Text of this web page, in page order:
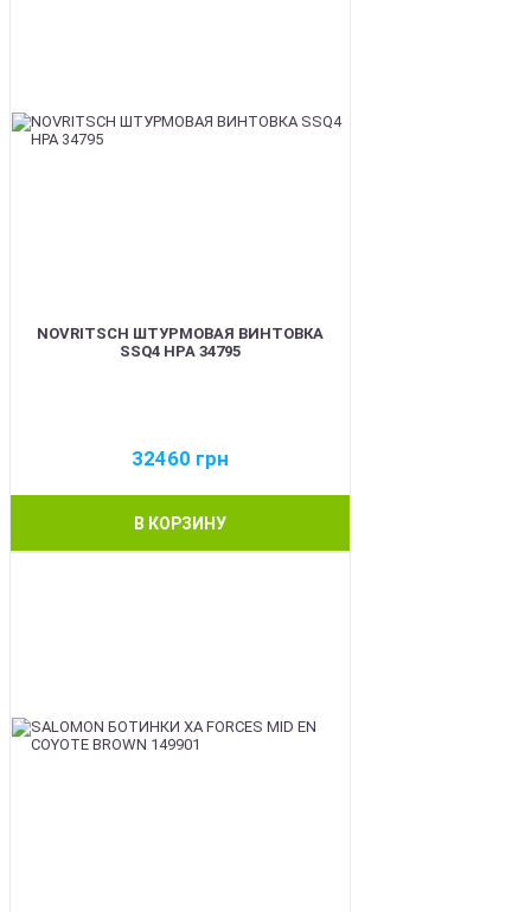
NOVRITSCH ШТУРМОВАЯ ВИНТОВКА
SSQ4 HPA 34795
32460 грн
В КОРЗИНУ